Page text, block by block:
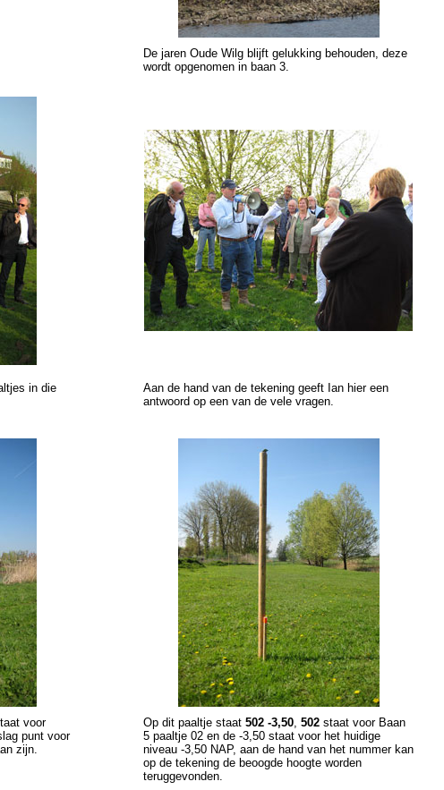
De jaren Oude Wilg blijft gelukking behouden, deze
wordt opgenomen in baan 3.
in die
Aan de hand van de tekening geeft Ian hier een
antwoord op een van de vele vragen.
voor
punt voor
zijn.
Op dit paaltje staat 502 -3,50, 502 staat voor Baan
5 paaltje 02 en de -3,50 staat voor het huidige
niveau -3,50 NAP, aan de hand van het nummer kan
op de tekening de beoogde hoogte worden
teruggevonden.